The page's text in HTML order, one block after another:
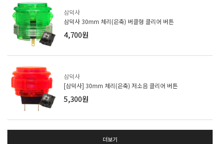
삼덕사
삼덕사 30mm 체리(은축) 버클형 클리어 버튼
4,700원
삼덕사
[삼덕사] 30mm 체리(은축) 저소음 클리어 버튼
5,300원
더보기